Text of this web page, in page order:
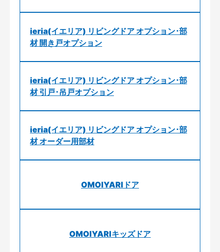
ieria(イエリア) リビングドア オプション･部
材 開き戸オプション
ieria(イエリア) リビングドア オプション･部
材 引戸･吊戸オプション
ieria(イエリア) リビングドア オプション･部
材 オーダー用部材
OMOIYARIドア
OMOIYARIキッズドア